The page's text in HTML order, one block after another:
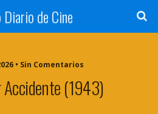
Diario de Cine
• Sin Comentarios
Accidente (1943)